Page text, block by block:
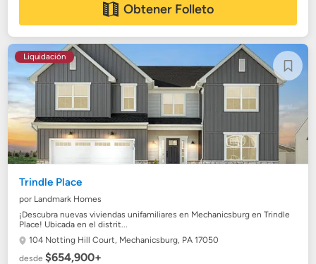
Obtener Folleto
Liquidación
Trindle Place
por Landmark Homes
¡Descubra nuevas viviendas unifamiliares en Mechanicsburg en Trindle
Place! Ubicada en el distrit...
104 Notting Hill Court, Mechanicsburg, PA 17050
desde$654,900+